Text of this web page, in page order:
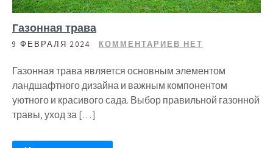
Газонная трава
9 ФЕВРАЛЯ 2024 КОММЕНТАРИЕВ НЕТ
Газонная трава является основным элементом
ландшафтного дизайна и важным компонентом
уютного и красивого сада. Выбор правильной газонной
травы, уход за […]